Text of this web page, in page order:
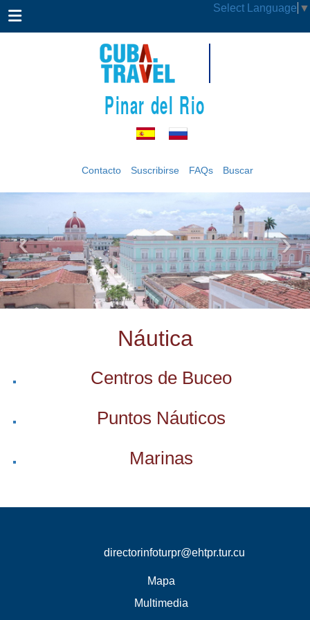
Select Language ▼
Pinar del Rio
Contacto Suscribirse FAQs Buscar
‹ ›
Náutica
Centros de Buceo
Puntos Náuticos
Marinas
directorinfoturpr@ehtpr.tur.cu
Mapa
Multimedia